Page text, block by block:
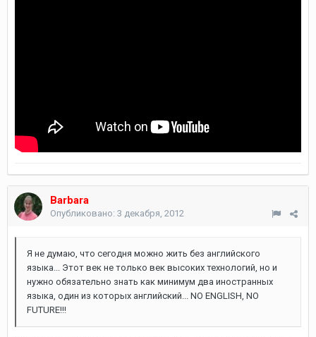
Barbara
Опубликовано: 3 декабря, 2012
Я не думаю, что сегодня можно жить без английского
языка... Этот век не только век высоких технологий, но и
нужно обязательно знать как минимум два иностранных
языка, один из которых английский... NO ENGLISH, NO
FUTURE!!!